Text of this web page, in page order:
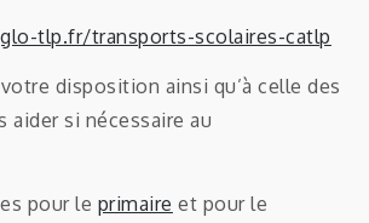
tlp.fr/transports-scolaires-catlp
disposition ainsi qu’à celle des
aider si nécessaire au
pour le primaire et pour le